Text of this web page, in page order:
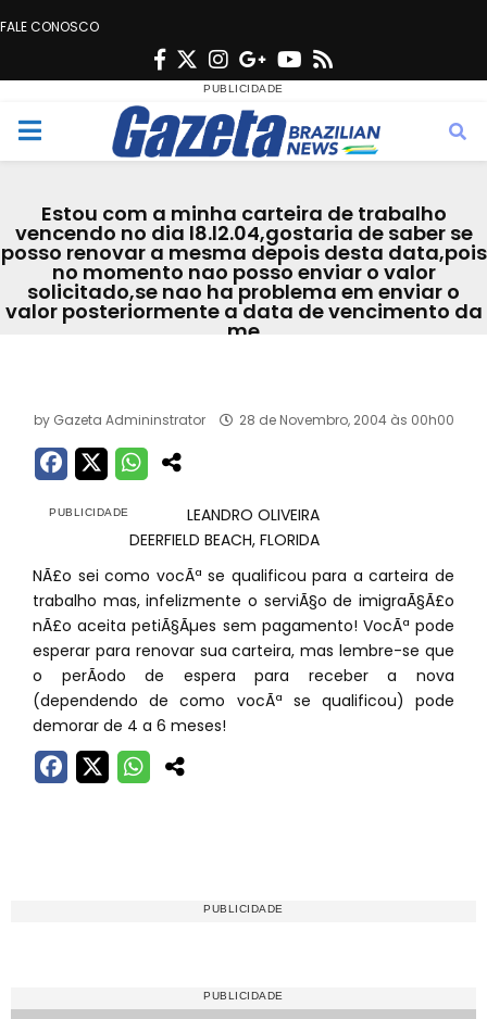
FALE CONOSCO
F
c
e
o
o
k
T
w
i
t
e
r
n
s
t
g
r
a
m
G
o
o
g
e
Y
u
t
b
e
s
M
n
u
Estou com a minha carteira de trabalho
vencendo no dia l8.l2.04,gostaria de saber se
posso renovar a mesma depois desta data,pois
no momento nao posso enviar o valor
solicitado,se nao ha problema em enviar o
valor posteriormente a data de vencimento da
me
by Gazeta Admininstrator 28 de Novembro, 2004 às 00h00
LEANDRO OLIVEIRA
DEERFIELD BEACH, FLORIDA
NÃ£o sei como vocÃª se qualificou para a carteira de
trabalho mas, infelizmente o serviÃ§o de imigraÃ§Ã£o
nÃ£o aceita petiÃ§Ãµes sem pagamento! VocÃª pode
esperar para renovar sua carteira, mas lembre-se que
o perÃ­odo de espera para receber a nova
(dependendo de como vocÃª se qualificou) pode
demorar de 4 a 6 meses!